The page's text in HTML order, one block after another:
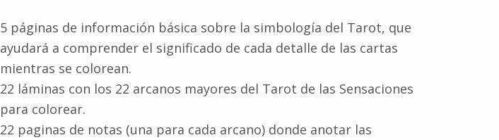
5 páginas de información básica sobre la simbología del Tarot, que
ayudará a comprender el significado de cada detalle de las cartas
mientras se colorean.
22 láminas con los 22 arcanos mayores del Tarot de las Sensaciones
para colorear.
22 paginas de notas (una para cada arcano) donde anotar las